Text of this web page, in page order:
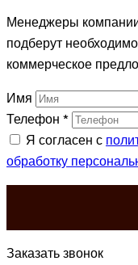
Менеджеры
подберут
коммерческое
Имя
Телефон*
Я согласен с
обработку
Заказать звонок